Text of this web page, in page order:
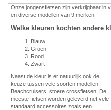
Onze jongensfietsen zijn verkrijgbaar in
en diverse modellen van 9 merken.
Welke kleuren kochten andere
Blauw
Groen
Rood
Zwart
Naast de kleur is er natuurlijk ook de
keuze tussen vele soorten modellen.
Beachcruisers, stoere crossfietsen. De
meeste fietsen worden geleverd net vele
standaard accessoires zoals een